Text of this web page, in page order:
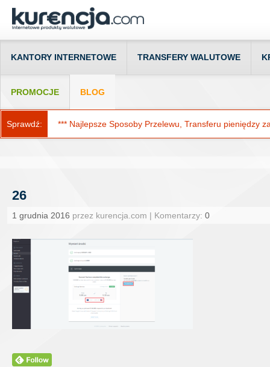
KANTORY INTERNETOWE TRANSFERY WALUTOWE
PROMOCJE BLOG
Sprawdź: *** Najlepsze Sposoby Przelewu, Transferu pieniędzy
26
1 grudnia 2016 przez kurencja.com | Komentarzy: 0